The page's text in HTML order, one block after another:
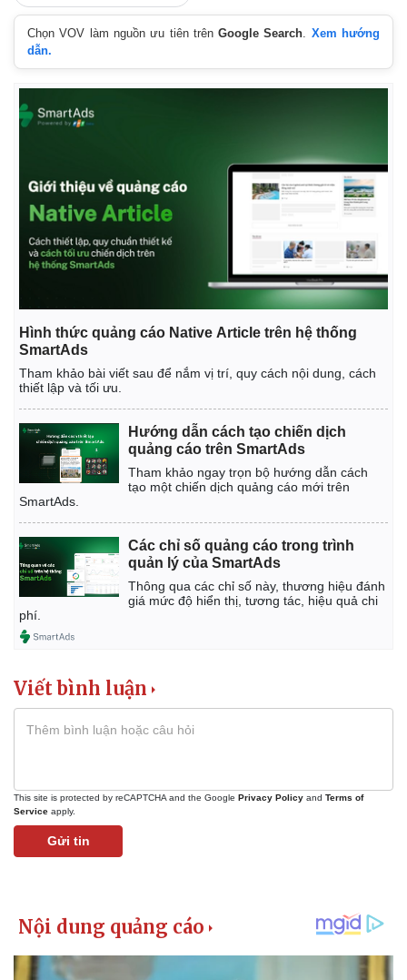
Cuộc sống đó đây
Hồ sơ
E-Magazine
Chọn VOV làm nguồn ưu tiên trênGoogle Search
Xem hướng
dẫn.
Hình thức quảng cáo Native Article trên hệ thống
SmartAds
Tham khảo bài viết sau để nắm vị trí, quy cách nội dung, cách
thiết lập và tối ưu.
Hướng dẫn cách tạo chiến dịch
quảng cáo trên SmartAds
Tham khảo ngay trọn bộ hướng dẫn cách
tạo một chiến dịch quảng cáo mới trên
SmartAds.
Các chỉ số quảng cáo trong trình
quản lý của SmartAds
Thông qua các chỉ số này, thương hiệu đánh
giá mức độ hiển thị, tương tác, hiệu quả chi
phí.
Viết bình luận
This site is protected by reCAPTCHA and the Google Privacy Policy and Terms of
Service apply.
Gửi tin